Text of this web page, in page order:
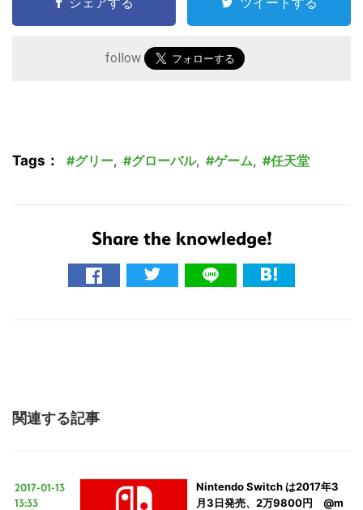
follow
Tags： グリー, グローバル, ゲーム, 任天堂
Share the knowledge!
関連する記事
2017-01-13
13:33
Nintendo Switch は2017年3
月3日発売、2万9800円 @m